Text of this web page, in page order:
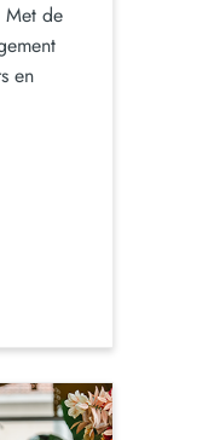
Met de
en